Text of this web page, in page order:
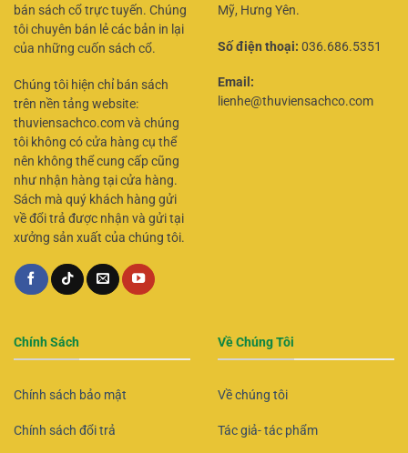
bán sách cổ trực tuyến. Chúng
tôi chuyên bán lẻ các bản in lại
của những cuốn sách cổ.
Chúng tôi hiện chỉ bán sách
trên nền tảng website:
thuviensachco.com và chúng
tôi không có cửa hàng cụ thể
nên không thể cung cấp cũng
như nhận hàng tại cửa hàng.
Sách mà quý khách hàng gửi
về đổi trả được nhận và gửi tại
xưởng sản xuất của chúng tôi.
Mỹ, Hưng Yên.
Số điện thoại: 036.686.5351
Email:
lienhe@thuviensachco.com
Chính Sách
Chính sách bảo mật
Chính sách đổi trả
Về Chúng Tôi
Về chúng tôi
Tác giả- tác phẩm